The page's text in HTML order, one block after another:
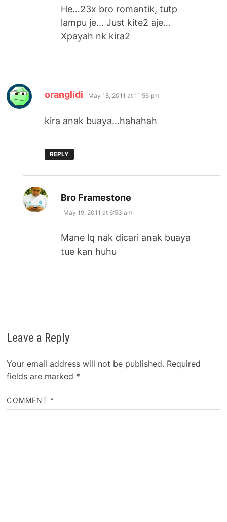
He…23x bro romantik, tutp
lampu je… Just kite2 aje…
Xpayah nk kira2
oranglidi says:
May 18, 2011 at 11:56 pm
kira anak buaya…hahahah
REPLY
Bro Framestone
May 19, 2011 at 6:53 am
Mane lq nak dicari anak buaya
tue kan huhu
Leave a Reply
Your email address will not be published. Required
fields are marked *
COMMENT *